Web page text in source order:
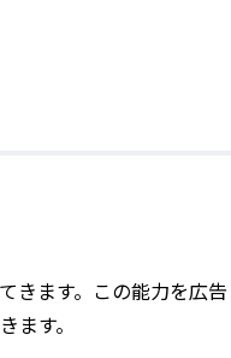
きます。この能力を広告
す。